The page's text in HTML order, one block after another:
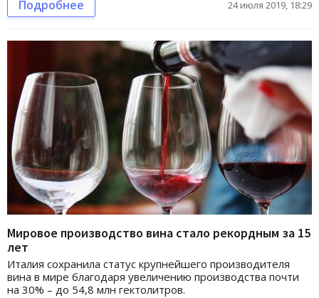
Подробнее 24 июля 2019, 18:29
Мировое производство вина стало рекордным за 15
лет
Италия сохранила статус крупнейшего производителя
вина в мире благодаря увеличению производства почти
на 30% – до 54,8 млн гектолитров.